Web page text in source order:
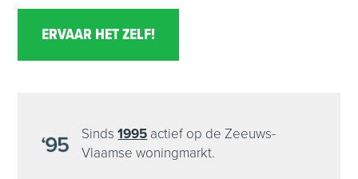
ERVAAR HET ZELF!
Sinds1995 actief op de Zeeuws-
Vlaamse woningmarkt.